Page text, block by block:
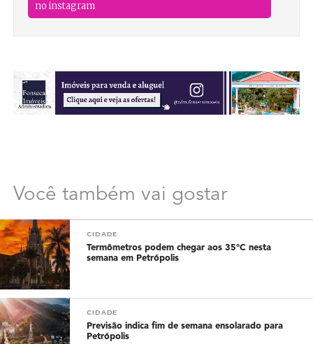
no instagram
Você também vai gostar
CIDADE
Termômetros podem chegar aos 35°C nesta
semana em Petrópolis
CIDADE
Previsão indica fim de semana ensolarado para
Petrópolis